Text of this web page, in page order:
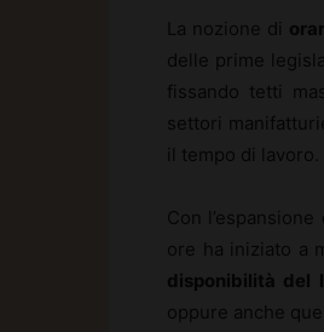
La nozione di
delle prime
fissando tetti
settori
il tempo di lavoro.
Con
ore ha iniziato a
disponibilità del
oppure anche